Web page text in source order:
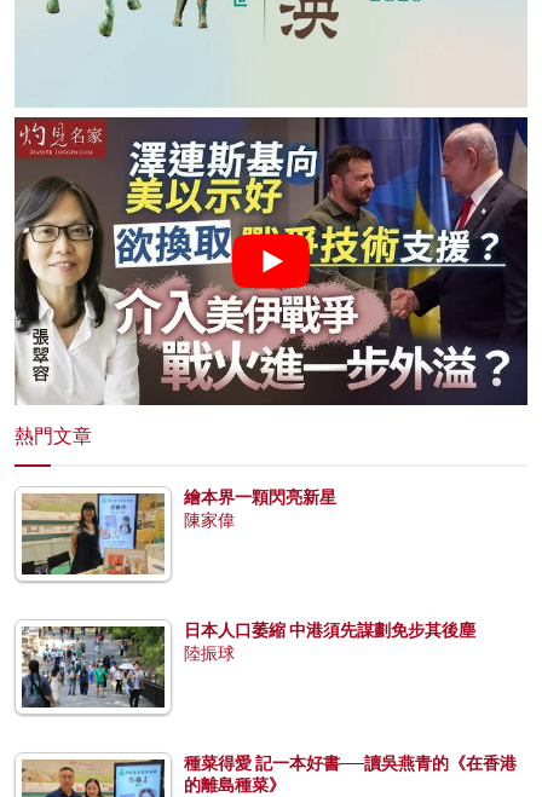
熱門文章
繪本界一顆閃亮新星
陳家偉
日本人口萎縮 中港須先謀劃免步其後塵
陸振球
種菜得愛 記一本好書──讀吳燕青的《在香港
的離島種菜》